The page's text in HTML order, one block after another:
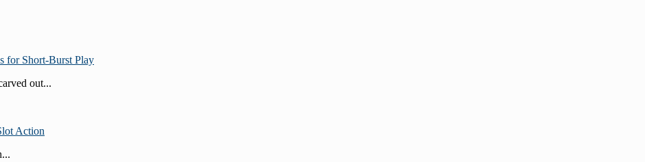
for Short‑Burst Play
out...
Action